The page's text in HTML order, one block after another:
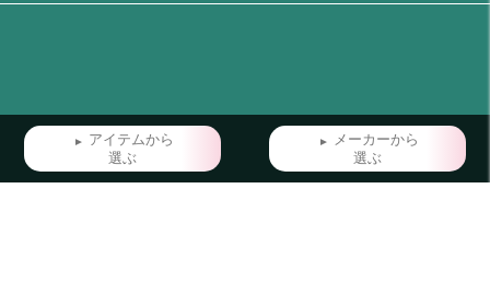
アイテムから
選ぶ
メーカーから
選ぶ